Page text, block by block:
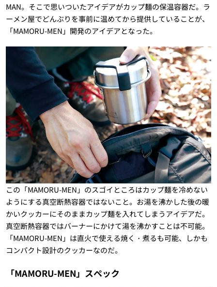
MAN。そこで思いついたアイデアがカップ麺の保温容器だ。ラ
ーメン屋でどんぶりを事前に温めてから提供していることが、
「MAMORU-MEN 」開発のアイデアとなった。
この「MAMORU-MEN 」のスゴイところはカップ麺を冷めない
ようにする真空断熱容器ではないこと。お湯を沸かした後の暖
かいクッカーにそのままカップ麺を入れてしまうアイデアだ。
真空断熱容器ではバーナーにかけて湯を沸かすことは不可能。
「MAMORU-MEN 」は直火で使える焼く・煮るも可能、しかも
コンパクト設計のクッカーなのだ。
「MAMORU-MEN」スペック